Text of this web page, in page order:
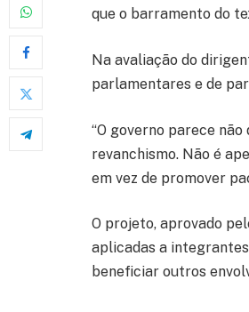
que o barramento do
Na avaliação do
parlamentares e de
“O governo parece
revanchismo. Não é
em vez de promover
O projeto, aprovado
aplicadas a
beneficiar outros